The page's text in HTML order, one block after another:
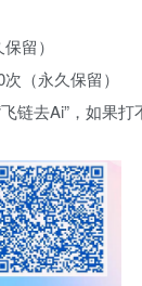
留）
（永久保留）
链去Ai”，如果